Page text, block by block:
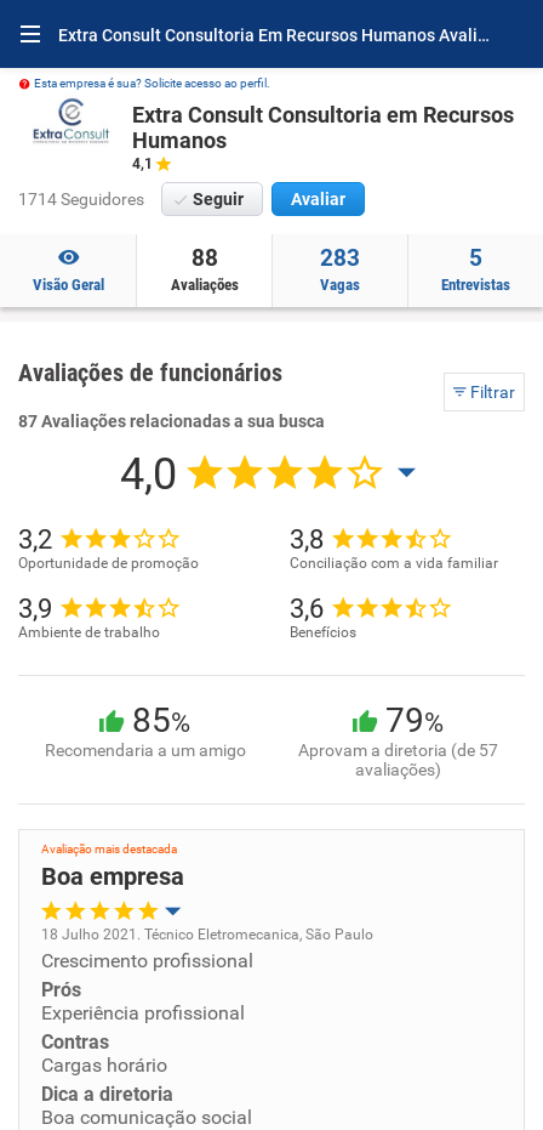
Extra Consult Consultoria Em Recursos Humanos Avaliações e Opiniões
Esta empresa é sua? Solicite acesso ao perfil.
Extra Consult Consultoria em Recursos
Humanos
4,1
1714 Seguidores Seguir Avaliar
Visão Geral
88
Avaliações
283
Vagas
5
Entrevistas
Avaliações de funcionários
Filtrar
87 Avaliações relacionadas a sua busca
4,0
3,2
Oportunidade de promoção
3,8
Conciliação com a vida familiar
3,9
Ambiente de trabalho
3,6
Benefícios
85%
Recomendaria a um amigo
79%
Aprovam a diretoria (de 57
avaliações)
Avaliação mais destacada
Boa empresa
Oportunidade de promoção
Ambiente de trabalho
Conciliação com a vida familiar
18 Julho 2021. Técnico Eletromecanica, São Paulo
Crescimento profissional
Prós
Experiência profissional
Contras
Cargas horário
Dica a diretoria
Boa comunicação social